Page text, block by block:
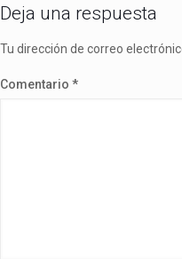
Deja una respuesta
Tu dirección de correo
Comentario *